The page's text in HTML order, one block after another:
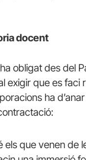
docent
obligat des del
exigir que es
ha
els que venen de